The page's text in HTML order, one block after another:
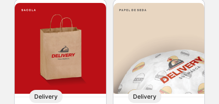
Delivery Delivery